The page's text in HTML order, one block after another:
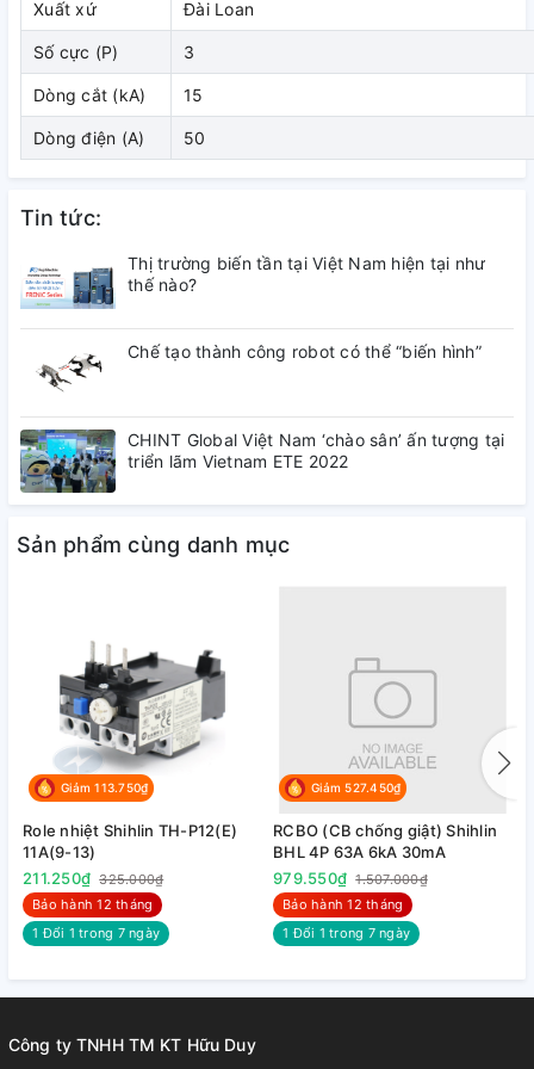
3. Kích thước
( đang cập nhật)
Xuất xứ Đài Loan
Số cực (P) 3
Dòng cắt (kA) 15
Dòng điện (A) 50
Tin tức:
Thị trường biến tần tại Việt Nam hiện tại như
thế nào?
Chế tạo thành công robot có thể “biến hình”
CHINT Global Việt Nam ‘chào sân’ ấn tượng tại
triển lãm Vietnam ETE 2022
Sản phẩm cùng danh mục
Giảm 113.750₫
Role nhiệt Shihlin TH-P12(E)
11A(9-13)
211.250₫ 325.000₫
Bảo hành 12 tháng
1 Đổi 1 trong 7 ngày
Giảm 527.450₫
RCBO (CB chống giật) Shihlin
BHL 4P 63A 6kA 30mA
979.550₫ 1.507.000₫
Bảo hành 12 tháng
1 Đổi 1 trong 7 ngày
Công ty TNHH TM KT Hữu Duy